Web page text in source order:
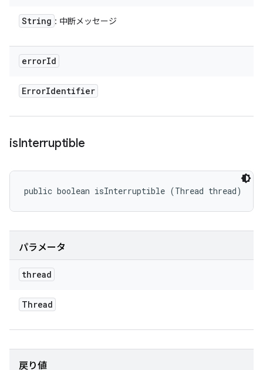
String : 中断メッセージ
errorId
ErrorIdentifier
isInterruptible
public boolean isInterruptible (Thread thread)
パラメータ
thread
Thread
戻り値